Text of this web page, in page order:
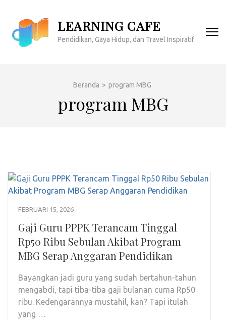
konten
(Tekan
LEARNING CAFE
Pendidikan, Gaya Hidup, dan Travel Inspiratif
Beranda > program MBG
program MBG
FEBRUARI 15, 2026
Gaji Guru PPPK Terancam Tinggal
Rp50 Ribu Sebulan Akibat Program
MBG Serap Anggaran Pendidikan
Bayangkan jadi guru yang sudah bertahun-tahun
mengabdi, tapi tiba-tiba gaji bulanan cuma Rp50
ribu. Kedengarannya mustahil, kan? Tapi itulah
yang …